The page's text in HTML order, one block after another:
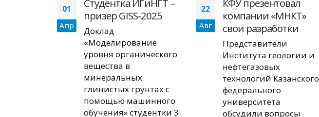
01
Апр
Студентка ИГиНГТ –
призер GISS-2025
Доклад
«Моделирование
уровня органического
вещества в
минеральных
глинистых грунтах с
помощью машинного
обучения» студентки 3
22
Авг
КФУ презентовал
компании «МНКТ»
свои разработки
Представители
Института геологии и
нефтегазовых
технологий Казанского
федерального
университета
обсудили вопросы